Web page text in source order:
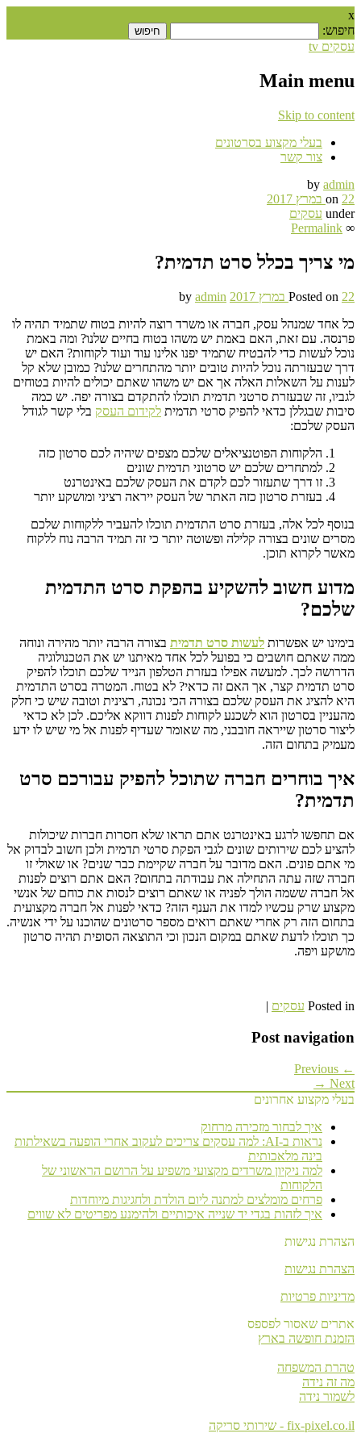
x
חיפוש:
עסקים tv
Main menu
Skip to content
בעלי מקצוע בסרטונים
צור קשר
by admin
on 22 במרץ 2017
under עסקים
∞
Permalink
מי צריך בכלל סרט תדמית?
Posted on 22 במרץ 2017 by admin
כל אחד שמנהל עסק, חברה או משרד רוצה להיות בטוח שתמיד תהיה לו
פרנסה. עם זאת, האם באמת יש משהו בטוח בחיים שלנו? ומה באמת
נוכל לעשות כדי להבטיח שתמיד יפנו אלינו עוד ועוד לקוחות? האם יש
דרך שבעזרתה נוכל להיות טובים יותר מהתחרים שלנו? כמובן שלא קל
לענות על השאלות האלה אך אם יש משהו שאתם יכולים להיות בטוחים
לגביו, זה שבעזרת סרטני תדמית תוכלו להתקדם בצורה יפה. יש כמה
סיבות שבגללן כדאי להפיק סרטי תדמית לקידום העסק בלי קשר לגודל
העסק שלכם:
הלקוחות הפוטנציאלים שלכם מצפים שיהיה לכם סרטון כזה
למתחרים שלכם יש סרטוני תדמית שונים
זו דרך שתעזור לכם לקדם את העסק שלכם באינטרנט
בעזרת סרטון כזה האתר של העסק ייראה רציני ומושקע יותר
בנוסף לכל אלה, בעזרת סרט התדמית תוכלו להעביר ללקוחות שלכם
מסרים שונים בצורה קלילה ופשוטה יותר כי זה תמיד הרבה נוח ללקוח
מאשר לקרוא תוכן.
מדוע חשוב להשקיע בהפקת סרט התדמית
שלכם?
בימינו יש אפשרות לעשות סרט תדמית בצורה הרבה יותר מהירה ונוחה
ממה שאתם חושבים כי בפועל לכל אחד מאיתנו יש את הטכנולוגיה
הדרושה לכך. למעשה אפילו בעזרת הטלפון הנייד שלכם תוכלו להפיק
סרט תדמית קצר, אך האם זה כדאי? לא בטוח. המטרה בסרט התדמית
היא להציג את העסק שלכם בצורה הכי נכונה, רצינית וטובה שיש כי חלק
מהעניין בסרטון הוא לשכנע לקוחות לפנות דווקא אליכם. לכן לא כדאי
ליצור סרטון שייראה חובבני, מה שאומר שעדיף לפנות אל מי שיש לו ידע
מעמיק בתחום הזה.
איך בוחרים חברה שתוכל להפיק עבורכם סרט
תדמית?
אם תחפשו לרגע באינטרנט אתם תראו שלא חסרות חברות שיכולות
להציע לכם שירותים שונים לגבי הפקת סרטי תדמית ולכן חשוב לבדוק אל
מי אתם פונים. האם מדובר על חברה שקיימת כבר שנים? או שאולי זו
חברה שזה עתה התחילה את עבודתה בתחום? האם אתם רוצים לפנות
אל חברה ששמה הולך לפניה או שאתם רוצים לנסות את כוחם של אנשי
מקצוע שרק עכשיו למדו את הענף הזה? כדאי לפנות אל חברה מקצועית
בתחום הזה רק אחרי שאתם רואים מספר סרטונים שהוכנו על ידי אנשיה.
כך תוכלו לדעת שאתם במקום הנכון וכי התוצאה הסופית תהיה סרטון
מושקע ויפה.
Posted in עסקים |
Post navigation
← Previous
Next →
בעלי מקצוע אחרונים
איך לבחור מזכירה מרחוק
נראות ב-AI: למה עסקים צריכים לעקוב אחרי הופעה בשאילתות
בינה מלאכותית
למה ניקיון משרדים מקצועי משפיע על הרושם הראשוני של
הלקוחות
פרחים מומלצים למתנה ליום הולדת ולחגיגות מיוחדות
איך לזהות בגדי יד שנייה איכותיים ולהימנע מפריטים לא שווים
הצהרת נגישות
הצהרת נגישות
מדיניות פרטיות
אתרים שאסור לפספס
הזמנת חופשה בארץ
טהרת המשפחה
מה זה נידה
לשמור נידה
fix-pixel.co.il - שירותי סריקה